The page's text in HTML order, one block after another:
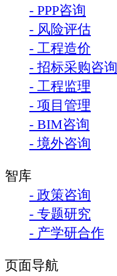
- PPP咨询
- 风险评估
- 工程造价
- 招标采购咨询
- 工程监理
- 项目管理
- BIM咨询
- 境外咨询
智库
- 政策咨询
- 专题研究
- 产学研合作
页面导航